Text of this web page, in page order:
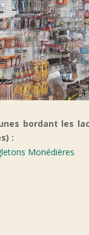
bordant les
:
Monédières